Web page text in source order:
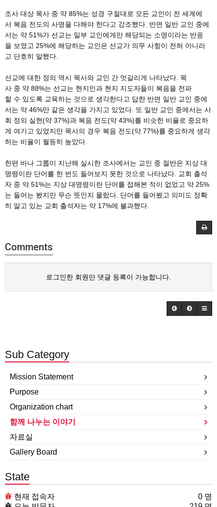
조사 대상 목사 중 약 85%는 성경 구절대로 모든 교인이 전 세계에
서 복음 전도의 사명을 다해야 한다고 강조했다. 반면 일반 교인 중에
서는 약 51%가 선교는 일부 교인에게만 해당되는 소명이라는 반응
을 보였고 25%에 해당하는 교인은 선교가 의무 사항이 전혀 아니라
고 단호히 말했다.
선교에 대한 정의 역시 목사와 교인 간 엇갈리게 나타났다. 목
사 중 약 88%는 선교는 현지인과 현지 지도자들이 복음을 전파
할 수 있도록 교육하는 것으로 생각한다고 답한 반면 일반 교인 중에
서는 약 46%만 같은 생각을 가지고 있었다. 또 일반 교인 중에서는 사
회 정의 실현(약 37%)과 복음 전도(약 43%)를 비슷한 비율로 중요하
게 여기고 있었지만 목사의 경우 복음 전도(약 77%)를 중요하게 생각
하는 비율이 월등히 높았다.
한편 바나 그룹이 지난해 실시한 조사에서는 교인 중 절반은 지상 대
명령이란 단어를 한 번도 들어보지 못한 것으로 나타났다. 교회 출석
자 중 약 51%는 지상 대명령이란 단어를 접해본 적이 없었고 약 25%
는 들어는 봤지만 무슨 뜻인지 몰랐다. 단어를 들어봤고 의미도 정확
히 알고 있는 교회 출석자는 약 17%에 불과했다.
Comments
로그인한 회원만 댓글 등록이 가능합니다.
Sub Category
Mission Statement
Purpose
Organization chart
함께 나누는 이야기
자료실
Gallery Board
State
현재 접속자
0 명